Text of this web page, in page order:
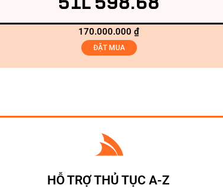
170.000.000 ₫
ĐẶT MUA
HỖ TRỢ THỦ TỤC A-Z